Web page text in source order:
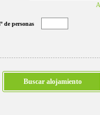
de personas